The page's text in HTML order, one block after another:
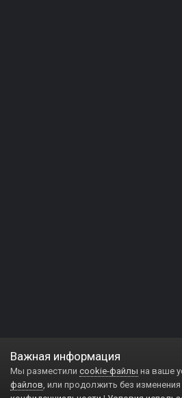
Важная информация
Мы разместили cookie-файлы на ваше
файлов, или продолжить без